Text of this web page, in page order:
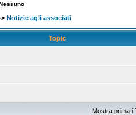
> Notizie agli associati
Topic
Mostra prima i